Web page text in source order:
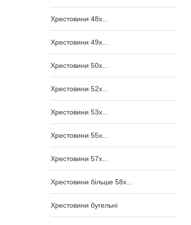
Хрестовини 48x...
Хрестовини 49x...
Хрестовини 50x...
Хрестовини 52x...
Хрестовини 53x...
Хрестовини 55x...
Хрестовини 57x...
Хрестовини більше 58x...
Хрестовини бугельні